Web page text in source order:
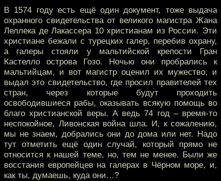
В 1574 году есть ещё один документ, тоже выдача
охранного свидетельства от великого магистра Жана
Леллека де Лакассера 10 христианам из России. Эти
христиане бежали с турецких галер, перебив охрану,
а галеры стояли у мальтийской крепости Гран
Кастелло острова Гозо. Ночью они пробрались к
мальтийцам, и вот магистр оценил их мужество, и
выдал это свидетельство, где просил правителей тех
стран, через которые будут проходить
освободившиеся рабы, оказывать всякую помощь во
благо христианской веры. А ведь 74 год – время-то
неспокойное, Ливонская война шла. И, к сожалению,
мы не знаем, добрались они до дома или нет. Надо
тут отметить ещё один случай, который прямо не
относится к нашей теме, но, тем не менее. Были же
восстания европейцев на галерах в Чёрном море, и,
как ты, думаешь, куда они…?